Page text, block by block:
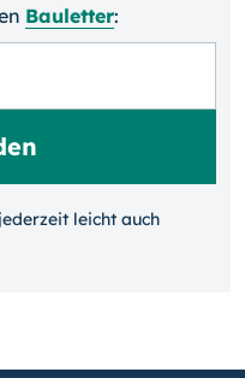
Bauletter:
leicht auch